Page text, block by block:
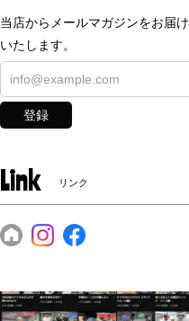
当店からメールマガジンをお届け
いたします。
登録
Link リンク